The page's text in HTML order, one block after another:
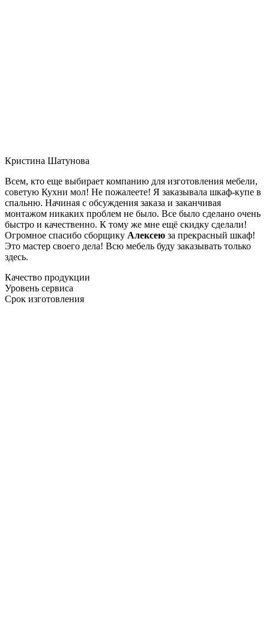
Кристина Шатунова
Всем, кто еще выбирает компанию для изготовления мебели,
советую Кухни мол! Не пожалеете! Я заказывала шкаф-купе в
спальню. Начиная с обсуждения заказа и заканчивая
монтажом никаких проблем не было. Все было сделано очень
быстро и качественно. К тому же мне ещё скидку сделали!
Огромное спасибо сборщику Алексею за прекрасный шкаф!
Это мастер своего дела! Всю мебель буду заказывать только
здесь.
Качество продукции
Уровень сервиса
Срок изготовления